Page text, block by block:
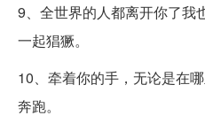
9、全世界的人都离开你了我
一起猖獗。
10、牵着你的手，无论是在
奔跑。